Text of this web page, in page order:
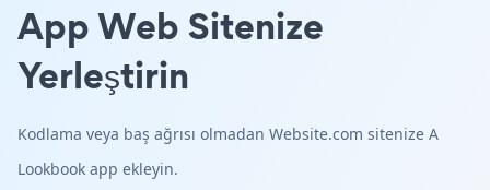
App Web Sitenize
Yerleştirin
Kodlama veya baş ağrısı olmadan Website.com sitenize A
Lookbook app ekleyin.